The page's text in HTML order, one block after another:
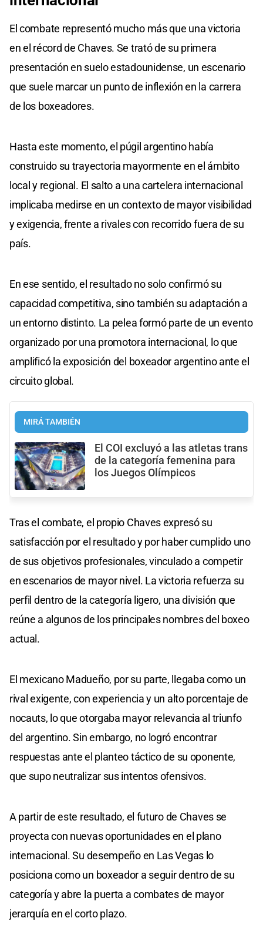
El combate representó mucho más que una victoria
en el récord de Chaves. Se trató de su primera
presentación en suelo estadounidense, un escenario
que suele marcar un punto de inflexión en la carrera
de los boxeadores.
Hasta este momento, el púgil argentino había
construido su trayectoria mayormente en el ámbito
local y regional. El salto a una cartelera internacional
implicaba medirse en un contexto de mayor visibilidad
y exigencia, frente a rivales con recorrido fuera de su
país.
En ese sentido, el resultado no solo confirmó su
capacidad competitiva, sino también su adaptación a
un entorno distinto. La pelea formó parte de un evento
organizado por una promotora internacional, lo que
amplificó la exposición del boxeador argentino ante el
circuito global.
MIRÁ TAMBIÉN
El COI excluyó a las atletas trans
de la categoría femenina para
los Juegos Olímpicos
Tras el combate, el propio Chaves expresó su
satisfacción por el resultado y por haber cumplido uno
de sus objetivos profesionales, vinculado a competir
en escenarios de mayor nivel. La victoria refuerza su
perfil dentro de la categoría ligero, una división que
reúne a algunos de los principales nombres del boxeo
actual.
El mexicano Madueño, por su parte, llegaba como un
rival exigente, con experiencia y un alto porcentaje de
nocauts, lo que otorgaba mayor relevancia al triunfo
del argentino. Sin embargo, no logró encontrar
respuestas ante el planteo táctico de su oponente,
que supo neutralizar sus intentos ofensivos.
A partir de este resultado, el futuro de Chaves se
proyecta con nuevas oportunidades en el plano
internacional. Su desempeño en Las Vegas lo
posiciona como un boxeador a seguir dentro de su
categoría y abre la puerta a combates de mayor
jerarquía en el corto plazo.